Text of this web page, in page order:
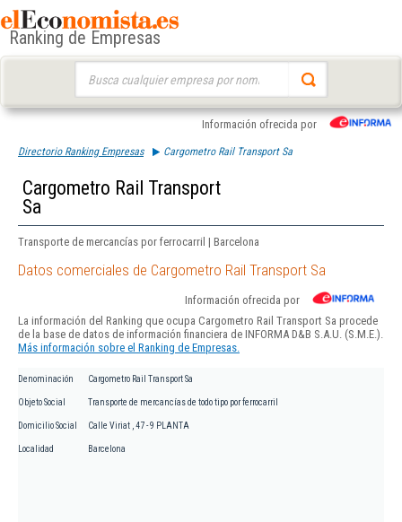
Ranking de Empresas
Información ofrecida por
Directorio Ranking Empresas Cargometro Rail Transport Sa
Cargometro Rail Transport
Sa
Transporte de mercancías por ferrocarril | Barcelona
Datos comerciales de Cargometro Rail Transport Sa
Información ofrecida por
La información del Ranking que ocupa Cargometro Rail Transport Sa procede
de la base de datos de información financiera de INFORMA D&B S.A.U. (S.M.E.).
Más información sobre el Ranking de Empresas.
Denominación Cargometro Rail Transport Sa
Objeto Social Transporte de mercancías de todo tipo por ferrocarril
Domicilio Social Calle Viriat , 47 - 9 PLANTA
Localidad Barcelona